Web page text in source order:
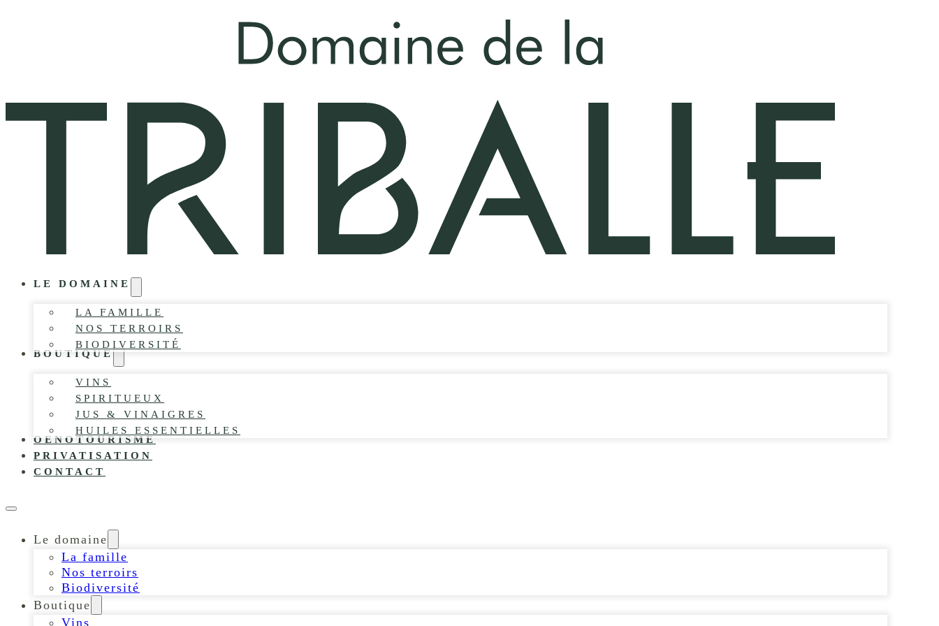
LE DOMAINE
LA FAMILLE
NOS TERROIRS
BIODIVERSITÉ
BOUTIQUE
VINS
SPIRITUEUX
JUS & VINAIGRES
HUILES ESSENTIELLES
OENOTOURISME
PRIVATISATION
CONTACT
Le domaine
La famille
Nos terroirs
Biodiversité
Boutique
Vins